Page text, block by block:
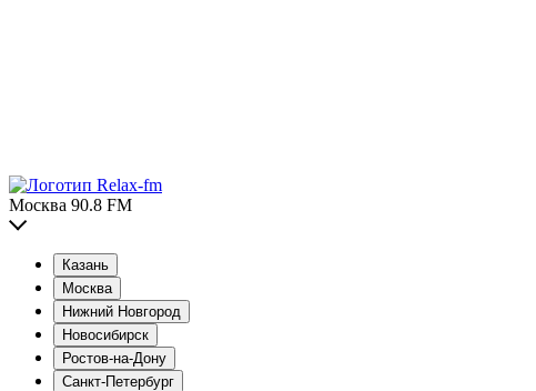
Москва 90.8 FM
Казань
Москва
Нижний Новгород
Новосибирск
Ростов-на-Дону
Санкт-Петербург